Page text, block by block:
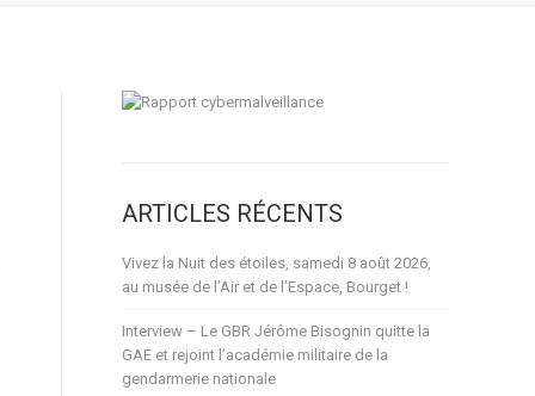
ARTICLES RÉCENTS
Vivez la Nuit des étoiles, samedi 8 août 2026,
au musée de l’Air et de l’Espace, Bourget !
Interview – Le GBR Jérôme Bisognin quitte la
GAE et rejoint l’académie militaire de la
gendarmerie nationale